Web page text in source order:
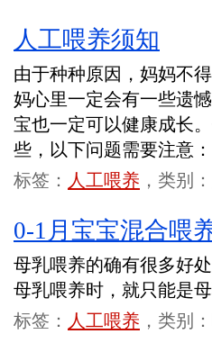
人工喂养须知
由于种种原因，妈妈不
妈心里一定会有一些遗
宝也一定可以健康成长
些，以下问题需要注意：
标签： 人工喂养 ，类别
0-1月宝宝混合喂
母乳喂养的确有很多好
母乳喂养时，就只能是
标签： 人工喂养 ，类别